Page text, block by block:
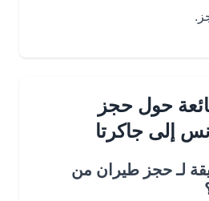
حول حجز
جاكرتا
حجز طيران من